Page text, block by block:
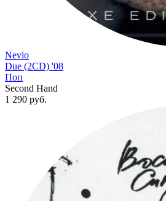
Nevio
Due (2CD) '08
Поп
Second Hand
1 290 руб.